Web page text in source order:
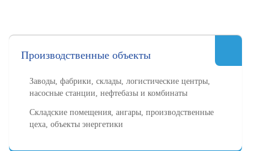
Производственные объекты
Заводы, фабрики, склады, логистические центры,
насосные станции, нефтебазы и комбинаты
Складские помещения, ангары, производственные
цеха, объекты энергетики